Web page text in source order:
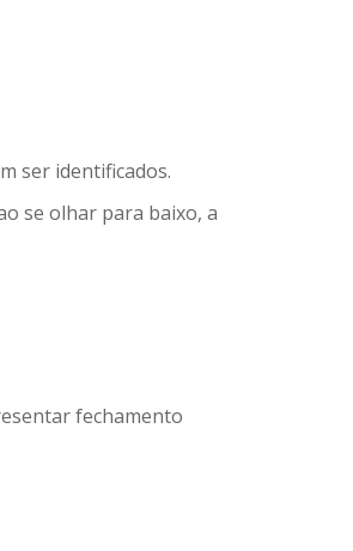
ser identificados.
se olhar para baixo, a
fechamento